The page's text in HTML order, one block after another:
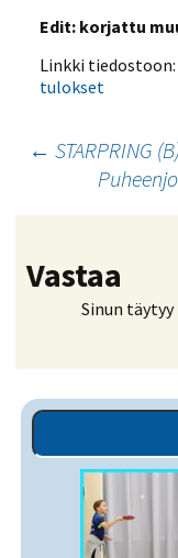
Edit: korjattu
Linkki
tulokset
selaus
← STARPRING
Vastaa
Sinun täytyy